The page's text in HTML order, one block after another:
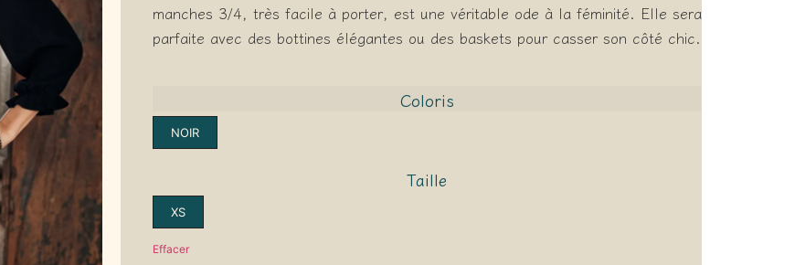
manches 3/4, très facile à porter, est une véritable ode à la féminité. Elle sera
parfaite avec des bottines élégantes ou des baskets pour casser son côté chic.
Coloris
NOIR
Taille
XS
Effacer